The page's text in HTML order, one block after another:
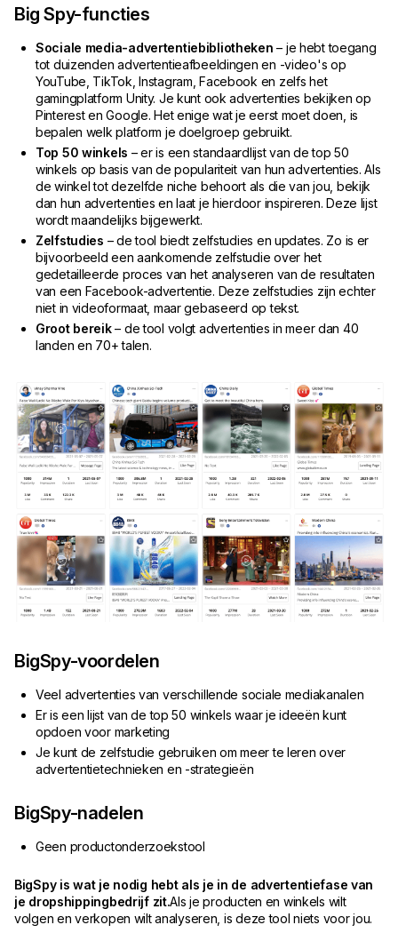
Big Spy-functies
Sociale media-advertentiebibliotheken – je hebt toegang
tot duizenden advertentieafbeeldingen en -video's op
YouTube, TikTok, Instagram, Facebook en zelfs het
gamingplatform Unity. Je kunt ook advertenties bekijken op
Pinterest en Google. Het enige wat je eerst moet doen, is
bepalen welk platform je doelgroep gebruikt.
Top 50 winkels – er is een standaardlijst van de top 50
winkels op basis van de populariteit van hun advertenties. Als
de winkel tot dezelfde niche behoort als die van jou, bekijk
dan hun advertenties en laat je hierdoor inspireren. Deze lijst
wordt maandelijks bijgewerkt.
Zelfstudies – de tool biedt zelfstudies en updates. Zo is er
bijvoorbeeld een aankomende zelfstudie over het
gedetailleerde proces van het analyseren van de resultaten
van een Facebook-advertentie. Deze zelfstudies zijn echter
niet in videoformaat, maar gebaseerd op tekst.
Groot bereik– de tool volgt advertenties in meer dan 40
landen en 70+ talen.
BigSpy-voordelen
Veel advertenties van verschillende sociale mediakanalen
Er is een lijst van de top 50 winkels waar je ideeën kunt
opdoen voor marketing
Je kunt de zelfstudie gebruiken om meer te leren over
advertentietechnieken en -strategieën
BigSpy-nadelen
Geen productonderzoekstool
BigSpy is wat je nodig hebt als je in de advertentiefase van
je dropshippingbedrijf zit.Als je producten en winkels wilt
volgen en verkopen wilt analyseren, is deze tool niets voor jou.